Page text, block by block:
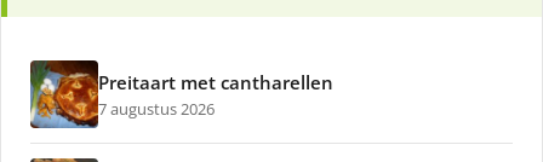
Preitaart met cantharellen
7 augustus 2026